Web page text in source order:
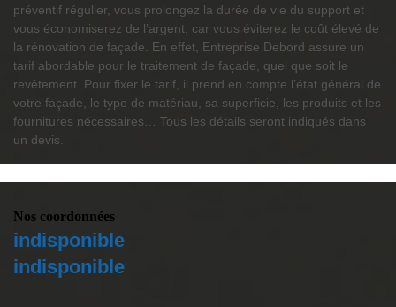
préventif régulier, vous prolongez la durée de vie du support et
vous économiserez de l’argent, car vous éviterez le coût élevé de
la rénovation de façade. En effet, Entreprise Debord assure un
tarif abordable pour le traitement de façade, quel que soit le
revêtement. Pour fixer le tarif, il prend en compte l’état général de
votre façade, le type de matériau, sa superficie, les produits et les
fournitures nécessaires… Tous les détails seront indiqués dans
un devis.
Nos coordonnées
indisponible
indisponible